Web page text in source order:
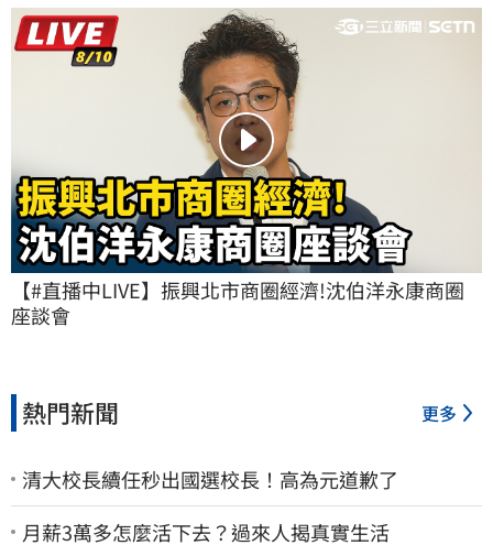
【#直播中LIVE】振興北市商圈經濟!沈伯洋永康商圈
座談會
熱門新聞 更多
清大校長續任秒出國選校長！高為元道歉了
月薪3萬多怎麼活下去？過來人揭真實生活